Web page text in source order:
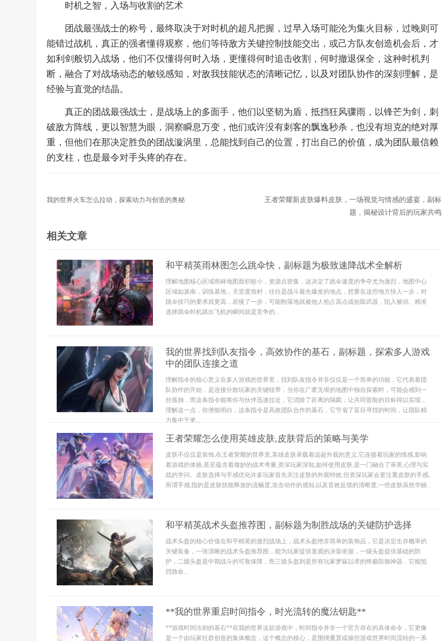
时机之智，入场与收割的艺术
团战最强战士的称号，最终取决于对时机的超凡把握，过早入场可能沦为集火目标，过晚则可
能错过战机，真正的强者懂得观察，他们等待敌方关键控制技能交出，或己方队友创造机会后，才
如利剑般切入战场，他们不仅懂得何时入场，更懂得何时追击收割，何时撤退保全，这种时机判
断，融合了对战场动态的敏锐感知，对敌我技能状态的清晰记忆，以及对团队协作的深刻理解，是
经验与直觉的结晶。
真正的团战最强战士，是战场上的多面手，他们以坚韧为盾，抵挡狂风骤雨，以锋芒为剑，刺
破敌方阵线，更以智慧为眼，洞察瞬息万变，他们或许没有刺客的飘逸秒杀，也没有坦克的绝对厚
重，但他们在那决定胜负的团战漩涡里，总能找到自己的位置，打出自己的价值，成为团队最信赖
的支柱，也是最令对手头疼的存在。
我的世界火车怎么拉动，探索动力与创造的奥秘
王者荣耀新皮肤爆料皮肤，一场视觉与情感的盛宴，副标
题，揭秘设计背后的玩家共鸣
相关文章
和平精英雨林图怎么跳伞快，副标题为极致速降战术全解析
理解地图核心区域雨林地图面积较小，资源点密集，这决定了跳伞速度的争夺尤为激烈，地图中心
区域如派南，训练基地，天堂度假村，往往是战斗最先爆发的地点，想要在这些地方快人一步，对
跳伞技巧的要求就更高，若慢了一步，可能刚落地就被他人抢占高点或拾取武器，陷入被动。精准
选择跳伞时机跳出飞机的瞬间就是竞争的...
我的世界找到队友指令，高效协作的基石，副标题，探索多人游戏
中的团队连接之道
理解指令的核心意义在多人游戏的世界里，找到队友指令并非仅仅是一个简单的功能，它代表着团
队协作的开始，是连接分散玩家的关键纽带，当你在广袤无垠的地图中独自探索时，可能会感到一
丝孤独，而这条指令能将你与伙伴迅速拉近，它消除了距离的隔阂，让共同冒险的目标得以实现，
理解这一点，你便能明白，这条指令是高效团队合作的基石，它节省了盲目寻找的时间，让团队精
力集中于更...
王者荣耀怎么使用英雄皮肤,皮肤背后的策略与美学
皮肤不仅仅是装饰,在王者荣耀的世界里,英雄皮肤承载着远超外观的意义,它连接着玩家的情感,影响
着游戏的体验,甚至蕴含着微妙的战术考量,资深玩家深知,如何使用皮肤,是一门融合了审美,心理与实
战的学问。皮肤选择与手感优化许多玩家首先关注皮肤的外观特效,但资深玩家会更注重皮肤的手感,
所谓手感,指的是皮肤技能释放的流畅度,攻击动作的感知,以及音效反馈的清晰度,一些皮肤虽然华丽...
和平精英战术头盔推荐图，副标题为制胜战场的关键防护选择
战术头盔的核心价值在和平精英的激烈战场上，战术头盔绝非简单的装饰品，它是决定生存概率的
关键装备，一张清晰的战术头盔推荐图，能为玩家提供直观的决策依据，一级头盔提供基础的防
护，二级头盔是中期战斗的可靠保障，而三级头盔则是所有玩家梦寐以求的终极防御神器，它能抵
挡致命...
**我的世界重启时间指令，时光流转的魔法钥匙**
**游戏时间法则的基石**在我的世界这款游戏中，时间指令并非一个官方存在的具体命令，它更像
是一个由玩家社群创造的集体概念，这个概念的核心，是围绕重置或操控游戏世界时间流转的一系